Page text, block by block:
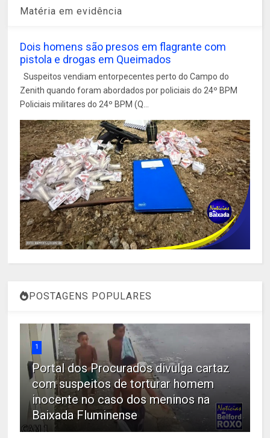
Matéria em evidência
Dois homens são presos em flagrante com
pistola e drogas em Queimados
Suspeitos vendiam entorpecentes perto do Campo do
Zenith quando foram abordados por policiais do 24º BPM
Policiais militares do 24º BPM (Q...
POSTAGENS POPULARES
1
Portal dos Procurados divulga cartaz
com suspeitos de torturar homem
inocente no caso dos meninos na
Baixada Fluminense